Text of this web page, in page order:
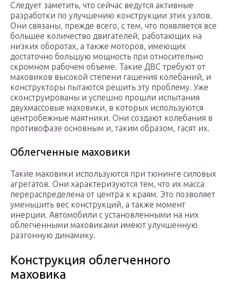
Следует заметить, что сейчас ведутся активные
разработки по улучшению конструкции этих узлов.
Они связаны, прежде всего, с тем, что появляется все
большее количество двигателей, работающих на
низких оборотах, а также моторов, имеющих
достаточно большую мощность при относительно
скромном рабочем объеме. Такие ДВС требуют от
маховиков высокой степени гашения колебаний, и
конструкторы пытаются решить эту проблему. Уже
сконструированы и успешно прошли испытания
двухмассовые маховики, в которых используются
центробежные маятники. Они создают колебания в
противофазе основным и, таким образом, гасят их.
Облегченные маховики
Такие маховики используются при тюнинге силовых
агрегатов. Они характеризуются тем, что их масса
перераспределена от центра к краям. Это позволяет
уменьшить вес конструкций, а также момент
инерции. Автомобили с установленными на них
облегченными маховиками имеют улучшенную
разгонную динамику.
Конструкция облегченного
маховика